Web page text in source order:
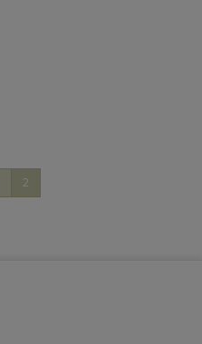
2